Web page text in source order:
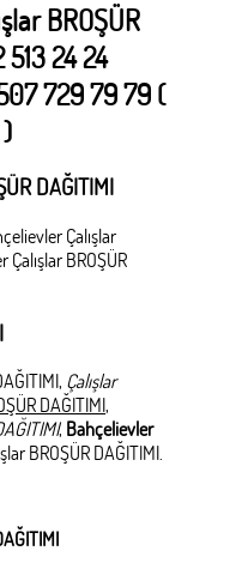
BROŞÜR
513 24 24
729 79 79 (
DAĞITIMI
Çalışlar
Çalışlar BROŞÜR
Çalışlar
DAĞITIMI,
, Bahçelievler
BROŞÜR DAĞITIMI.